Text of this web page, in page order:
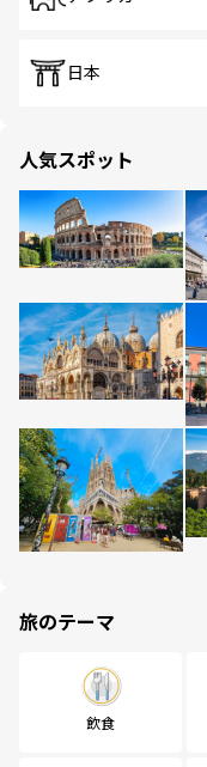
日本
人気スポット
旅のテーマ
飲食